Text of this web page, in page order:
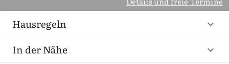
Hausregeln
In der Nähe